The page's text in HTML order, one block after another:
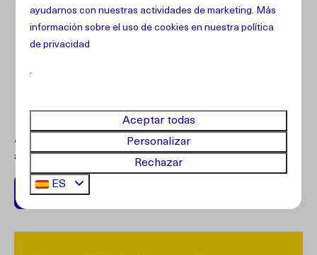
¿Preguntas?
Comuníquese con nuestro servicio de
atención al cliente.
+599 96762408
ayudarnos con nuestras actividades de marketing. Más
información sobre el uso de cookies ennuestra política
de privacidad
.
Aceptar todas
Personalizar
Rechazar
ES